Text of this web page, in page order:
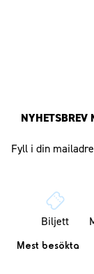
NYHETSBREV
Biljett
Mest besökta